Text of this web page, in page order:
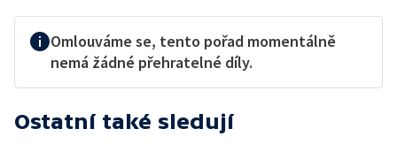
Omlouváme se, tento pořad momentálně
nemá žádné přehratelné díly.
Ostatní také sledují